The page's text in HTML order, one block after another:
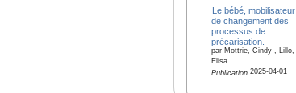
Le bébé, mobilisateur
de changement des
processus de
précarisation.
par Mottrie, Cindy , Lillo,
Elisa
Publication2025-04-01